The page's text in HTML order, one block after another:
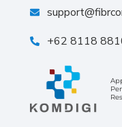
+62 8118